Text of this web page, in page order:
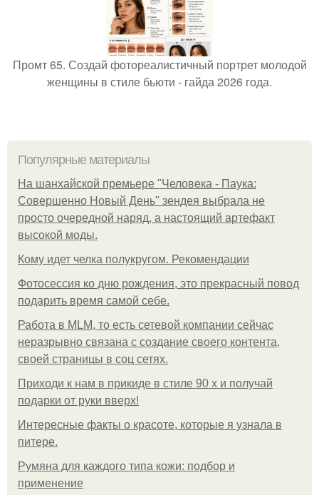
Промт 65. Создай фотореалистичный портрет молодой
женщины в стиле бьюти - гайда 2026 года.
Популярные материалы
На шанхайской премьере "Человека - Паука:
Совершенно Новый День" зендея выбрала не
просто очередной наряд, а настоящий артефакт
высокой моды.
Кому идет челка полукругом. Рекомендации
Фотосессия ко дню рождения, это прекрасный повод
подарить время самой себе.
Работа в MLM, то есть сетевой компании сейчас
неразрывно связана с создание своего контента,
своей страницы в соц сетях.
Приходи к нам в прикиде в стиле 90 х и получай
подарки от руки вверх!
Интересные факты о красоте, которые я узнала в
питере.
Румяна для каждого типа кожи: подбор и
применение